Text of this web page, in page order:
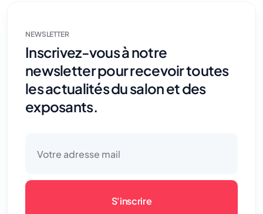
NEWSLETTER
Inscrivez-vous à notre
newsletter pour recevoir toutes
les actualités du salon et des
exposants.
S'inscrire